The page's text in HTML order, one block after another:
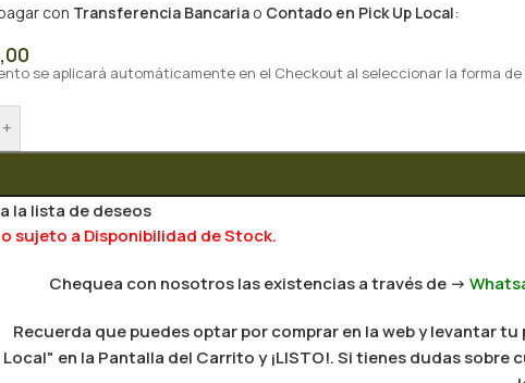
con Transferencia Bancaria o Contado en Pick Up Local:
se aplicará automáticamente en el Checkout al seleccionar la forma de
+
la lista de deseos
sujeto a Disponibilidad de Stock.
Chequea con nosotros las existencias a través de ->
Recuerda que puedes optar por comprar en la web y levantar
Local" en la Pantalla del Carrito y ¡LISTO!. Si tienes dudas